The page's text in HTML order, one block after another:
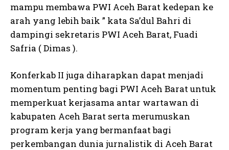
mampu membawa PWI Aceh Barat kedepan ke
arah yang lebih baik ” kata Sa’dul Bahri di
dampingi sekretaris PWI Aceh Barat, Fuadi
Safria ( Dimas ).
Konferkab II juga diharapkan dapat menjadi
momentum penting bagi PWI Aceh Barat untuk
memperkuat kerjasama antar wartawan di
kabupaten Aceh Barat serta merumuskan
program kerja yang bermanfaat bagi
perkembangan dunia jurnalistik di Aceh Barat